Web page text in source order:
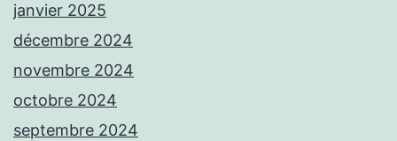
janvier 2025
décembre 2024
novembre 2024
octobre 2024
septembre 2024